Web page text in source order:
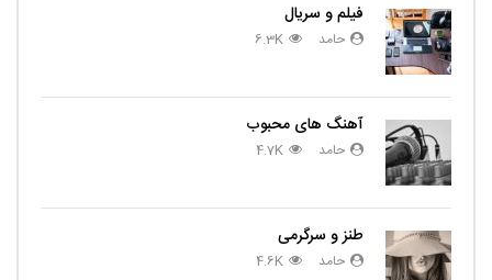
فیلم و سریال
حامد 6.3K
آهنگ های محبوب
حامد 4.7K
طنز و سرگرمی
حامد 4.6K